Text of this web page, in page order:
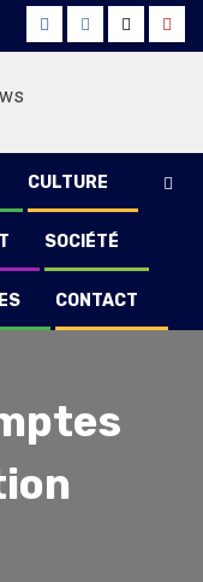
FacebookInstagram
Twitter
CULTURE
SOCIÉTÉ
CONTACT